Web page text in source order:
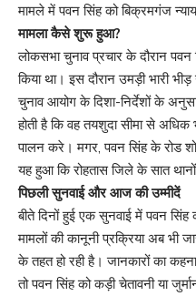
मामले में पवन सिंह को बिक्रमगंज
मामला कैसे शुरू हुआ?
लोकसभा चुनाव प्रचार के दौरान
किया था। इस दौरान उमड़ी भारी
चुनाव आयोग के दिशा-निर्देशों के
होती है कि वह तयशुदा सीमा से
पालन करे। मगर, पवन सिंह के रोड शो
यह हुआ कि रोहतास जिले के सात
पिछली सुनवाई और आज की उम्मीदें
बीते दिनों हुई एक सुनवाई में पवन
मामलों की कानूनी प्रक्रिया अब भी
के तहत हो रही है। जानकारों का
तो पवन सिंह को कड़ी चेतावनी या